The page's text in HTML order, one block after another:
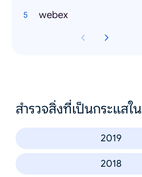
webex
สำรวจสิ่งที่เป็นกระแสใน
2019
2018